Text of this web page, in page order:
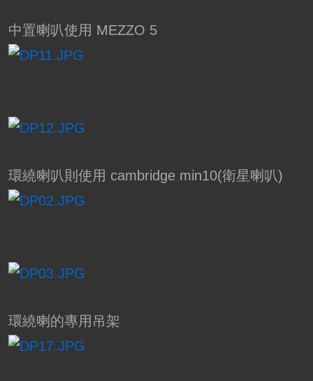
中置喇叭使用 MEZZO 5
環繞喇叭則使用 cambridge min10(衛星喇叭)
環繞喇的專用吊架